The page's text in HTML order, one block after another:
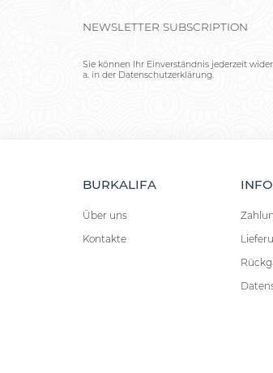
NEWSLETTER SUBSCRIPTION
Sie können Ihr Einverständnis jederzeit
a. in der Datenschutzerklärung.
BURKALIFA
Über uns
Kontakte